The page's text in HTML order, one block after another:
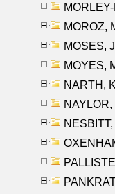
MOROZ,
MOSES,
MOYES,
NARTH,